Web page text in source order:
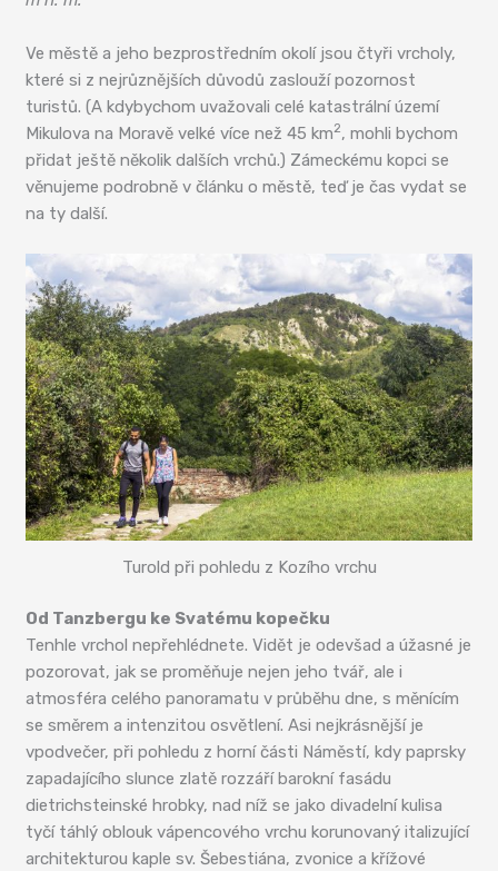
Ve městě a jeho bezprostředním okolí jsou čtyři vrcholy,
které si z nejrůznějších důvodů zaslouží pozornost
turistů. (A kdybychom uvažovali celé katastrální území
Mikulova na Moravě velké více než 45 km2, mohli bychom
přidat ještě několik dalších vrchů.) Zámeckému kopci se
věnujeme podrobně v článku o městě, teď je čas vydat se
na ty další.
Turold při pohledu z Kozího vrchu
Od Tanzbergu ke Svatému kopečku
Tenhle vrchol nepřehlédnete. Vidět je odevšad a úžasné je
pozorovat, jak se proměňuje nejen jeho tvář, ale i
atmosféra celého panoramatu v průběhu dne, s měnícím
se směrem a intenzitou osvětlení. Asi nejkrásnější je
vpodvečer, při pohledu z horní části Náměstí, kdy paprsky
zapadajícího slunce zlatě rozzáří barokní fasádu
dietrichsteinské hrobky, nad níž se jako divadelní kulisa
tyčí táhlý oblouk vápencového vrchu korunovaný italizující
architekturou kaple sv. Šebestiána, zvonice a křížové